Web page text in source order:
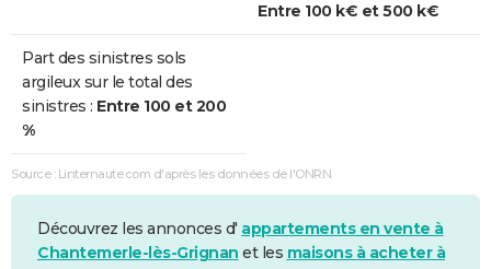
Entre 100 k€ et 500 k€
Part des sinistres sols
argileux sur le total des
sinistres : Entre 100 et 200
%
Source : Linternaute.com d'après les données de l'ONRN
Découvrez les annonces d' appartements en vente à
Chantemerle-lès-Grignan et les maisons à acheter à